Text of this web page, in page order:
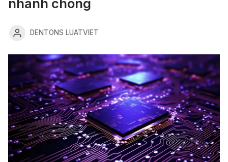
DENTONS LUATVIET